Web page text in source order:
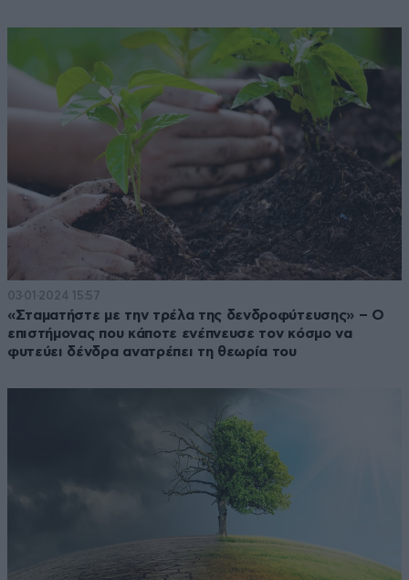
03·01·2024 15:57
«Σταματήστε με την τρέλα της δενδροφύτευσης» – Ο
επιστήμονας που κάποτε ενέπνευσε τον κόσμο να
φυτεύει δένδρα ανατρέπει τη θεωρία του